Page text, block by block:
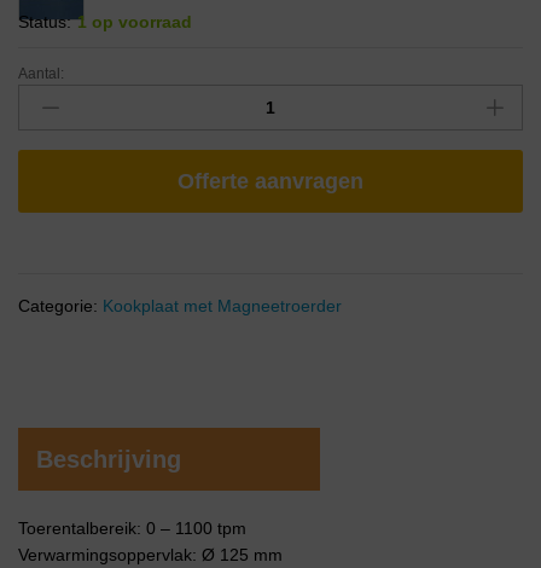
Status: 1 op voorraad
Aantal:
Offerte aanvragen
Categorie: Kookplaat met Magneetroerder
Beschrijving
Toerentalbereik: 0 – 1100 tpm
Verwarmingsoppervlak: Ø 125 mm